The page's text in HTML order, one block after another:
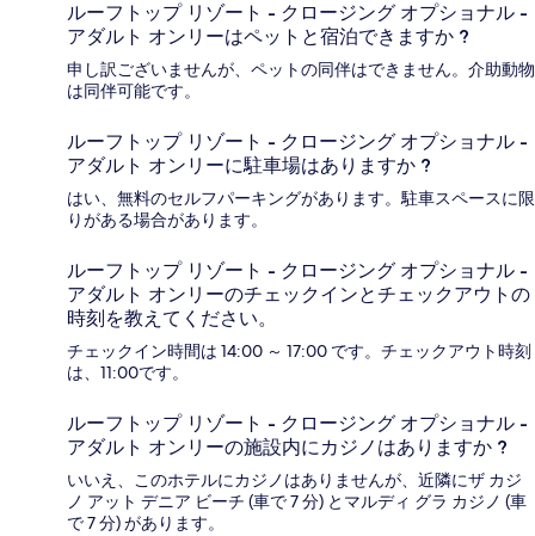
ルーフトップ リゾート - クロージング オプショナル -
アダルト オンリーはペットと宿泊できますか ?
申し訳ございませんが、ペットの同伴はできません。介助動物
は同伴可能です。
ルーフトップ リゾート - クロージング オプショナル -
アダルト オンリーに駐車場はありますか ?
はい、無料のセルフパーキングがあります。駐車スペースに限
りがある場合があります。
ルーフトップ リゾート - クロージング オプショナル -
アダルト オンリーのチェックインとチェックアウトの
時刻を教えてください。
チェックイン時間は 14:00 ～ 17:00 です。チェックアウト時刻
は、11:00です。
ルーフトップ リゾート - クロージング オプショナル -
アダルト オンリーの施設内にカジノはありますか ?
いいえ、このホテルにカジノはありませんが、近隣にザ カジ
ノ アット デニア ビーチ (車で 7 分) とマルディ グラ カジノ (車
で 7 分) があります。